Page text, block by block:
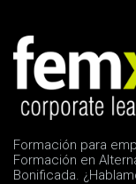
Formación para
Formación en
Bonificada.